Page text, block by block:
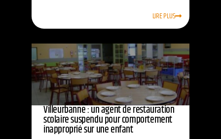
LIRE PLUS
Villeurbanne : un agent de restauration
scolaire suspendu pour comportement
inapproprié sur une enfant